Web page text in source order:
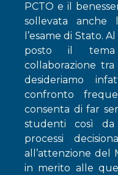
PCTO e il
sollevata anche
l’esame di Stato.
posto il tema
collaborazione
desideriamo
confronto
consenta di far
studenti così
processi
all’attenzione del
in merito alle